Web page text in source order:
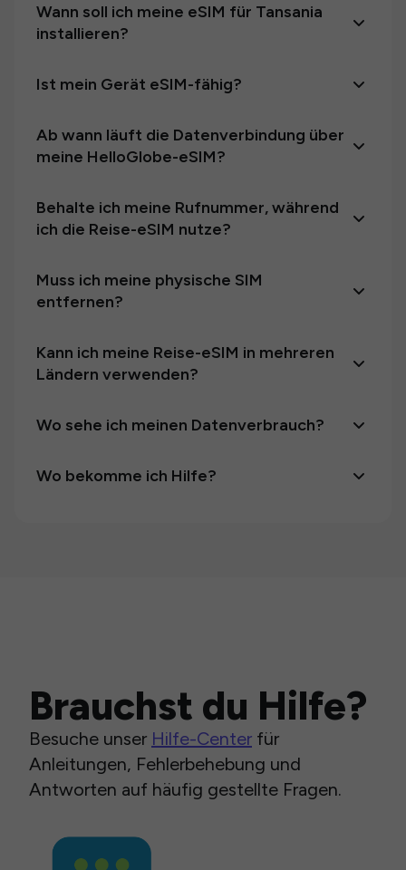
Wann soll ich meine eSIM für Tansania
installieren?
Ist mein Gerät eSIM-fähig?
Ab wann läuft die Datenverbindung über
meine HelloGlobe-eSIM?
Behalte ich meine Rufnummer, während
ich die Reise-eSIM nutze?
Muss ich meine physische SIM
entfernen?
Kann ich meine Reise-eSIM in mehreren
Ländern verwenden?
Wo sehe ich meinen Datenverbrauch?
Wo bekomme ich Hilfe?
Brauchst du Hilfe?
Besuche unser Hilfe-Center für
Anleitungen, Fehlerbehebung und
Antworten auf häufig gestellte Fragen.